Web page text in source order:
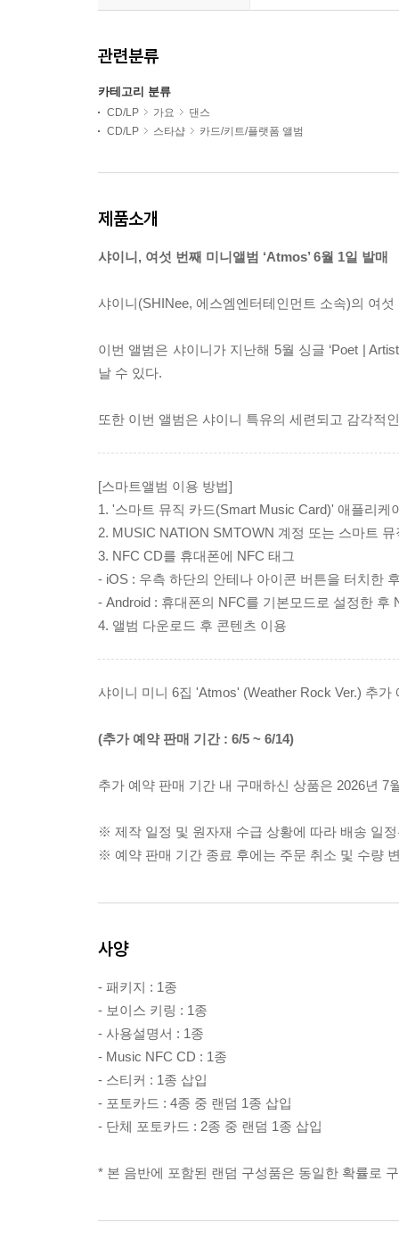
관련분류
카테고리 분류
CD/LP 가요
댄스
CD/LP
스타샵 카드/키트/플랫폼 앨범
제품소개
샤이니, 여섯 번째 미니앨범 ‘Atmos’ 6월 1일 발매
샤이니(SHINee, 에스엠엔터테인먼트 소속)의 여섯
이번 앨범은 샤이니가 지난해 5월 싱글 ‘Poet |
날 수 있다.
또한 이번 앨범은 샤이니 특유의 세련되고 감각적
[스마트앨범 이용 방법]
1. '스마트 뮤직 카드(Smart Music Card)' 애플리케
2. MUSIC NATION SMTOWN 계정 또는 스마트
3. NFC CD를 휴대폰에 NFC 태그
- iOS : 우측 하단의 안테나 아이콘 버튼을 터치한
- Android : 휴대폰의 NFC를 기본모드로 설정한 후
4. 앨범 다운로드 후 콘텐츠 이용
샤이니 미니 6집 'Atmos' (Weather Rock Ver.) 추가
(추가 예약 판매 기간 : 6/5 ~ 6/14)
추가 예약 판매 기간 내 구매하신 상품은 2026년 7
※ 제작 일정 및 원자재 수급 상황에 따라 배송 일
※ 예약 판매 기간 종료 후에는 주문 취소 및 수량
사양
- 패키지 : 1종
- 보이스 키링 : 1종
- 사용설명서 : 1종
- Music NFC CD : 1종
- 스티커 : 1종 삽입
- 포토카드 : 4종 중 랜덤 1종 삽입
- 단체 포토카드 : 2종 중 랜덤 1종 삽입
* 본 음반에 포함된 랜덤 구성품은 동일한 확률로